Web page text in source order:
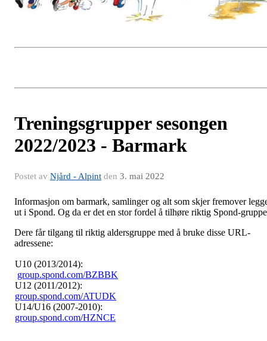
Treningsgrupper sesongen
2022/2023 - Barmark
Postet av Njård - Alpint den 3. mai 2022
Informasjon om barmark, samlinger og alt som skjer fremover
ut i Spond. Og da er det en stor fordel å tilhøre riktig Spond-gruppe
Dere får tilgang til riktig aldersgruppe med å bruke disse URL-
adressene:
U10 (2013/2014):
group.spond.com/BZBBK
U12 (2011/2012):
group.spond.com/ATUDK
U14/U16 (2007-2010):
group.spond.com/HZNCE